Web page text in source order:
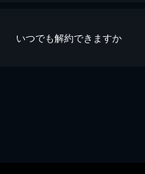
いつでも解約できますか